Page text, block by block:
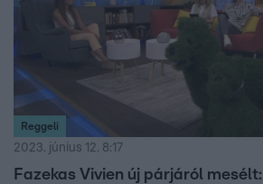
Reggeli
2023. június 12. 8:17
Fazekas Vivien új párjáról